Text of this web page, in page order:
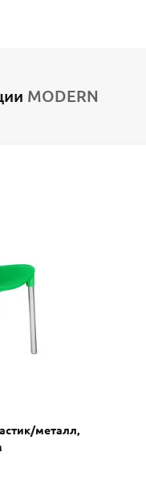
MODERN
металл,